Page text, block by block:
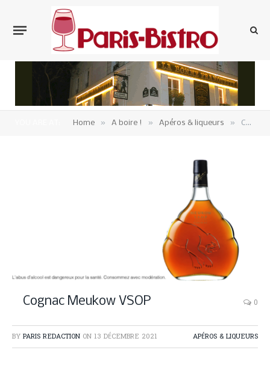
Home » A boire ! » Apéros & liqueurs » Cognac Meukow VSOP
Cognac Meukow VSOP 0
BY PARIS REDACTION ON 13 DÉCEMBRE 2021 APÉROS & LIQUEURS